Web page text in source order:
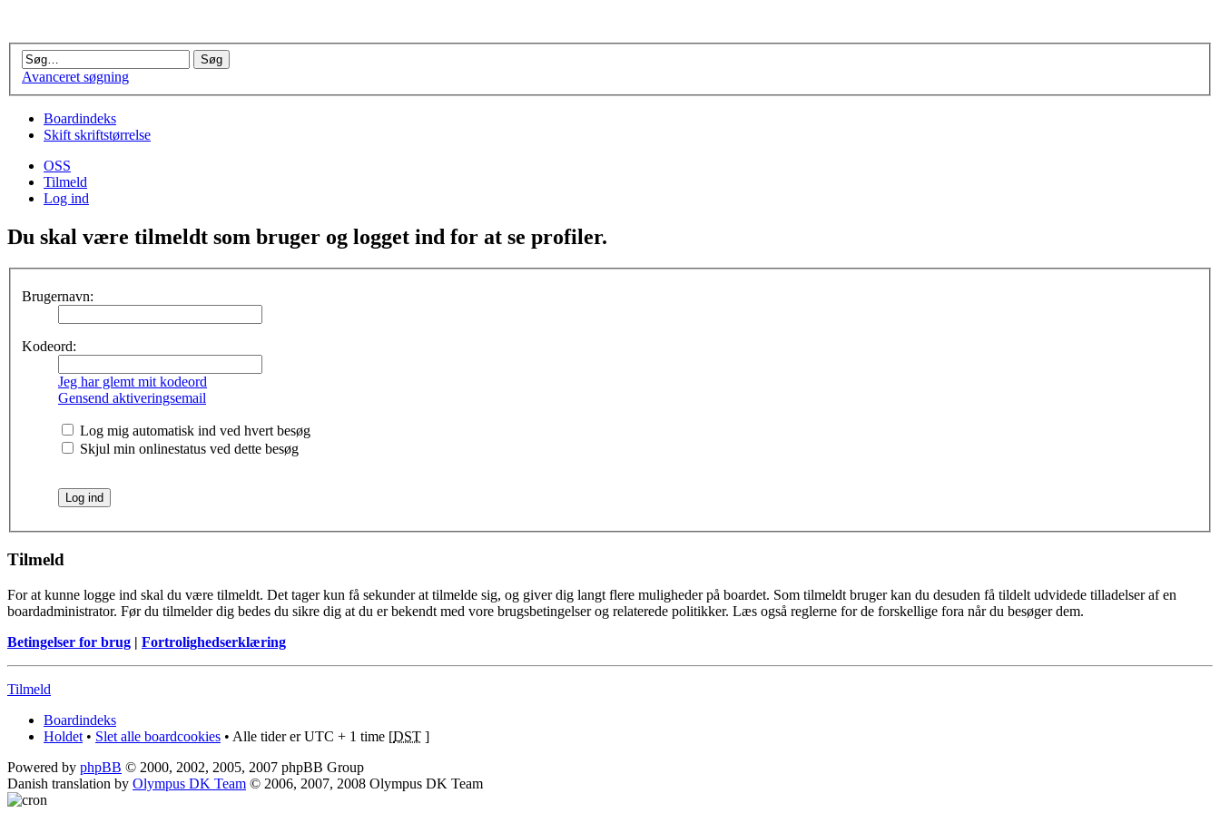
Avanceret søgning
Boardindeks
Skift skriftstørrelse
OSS
Tilmeld
Log ind
Du skal være tilmeldt som bruger og logget ind for at se profiler.
Brugernavn:
Kodeord:
Jeg har glemt mit kodeord
Gensend aktiveringsemail
Log mig automatisk ind ved hvert besøg
Skjul min onlinestatus ved dette besøg
Tilmeld
For at kunne logge ind skal du være tilmeldt. Det tager kun få sekunder at tilmelde sig, og giver dig langt flere muligheder på boardet. Som tilmeldt bruger kan du desuden få tildelt udvidede tilladelser af en
boardadministrator. Før du tilmelder dig bedes du sikre dig at du er bekendt med vore brugsbetingelser og relaterede politikker. Læs også reglerne for de forskellige fora når du besøger dem.
Betingelser for brug | Fortrolighedserklæring
Tilmeld
Boardindeks
Holdet • Slet alle boardcookies • Alle tider er UTC + 1 time [DST ]
Powered by phpBB © 2000, 2002, 2005, 2007 phpBB Group
Danish translation by Olympus DK Team © 2006, 2007, 2008 Olympus DK Team